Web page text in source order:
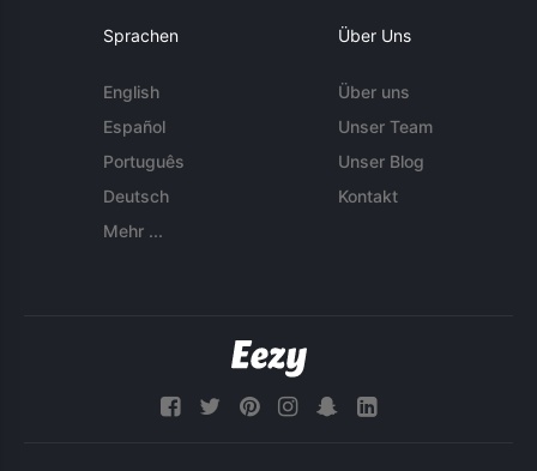
Sprachen
English
Español
Português
Deutsch
Mehr ...
Über Uns
Über uns
Unser Team
Unser Blog
Kontakt